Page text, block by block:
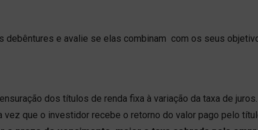
debêntures e avalie se elas combinam com os seus
dos títulos de renda fixa à variação da taxa de
vez que o investidor recebe o retorno do valor pago pelo